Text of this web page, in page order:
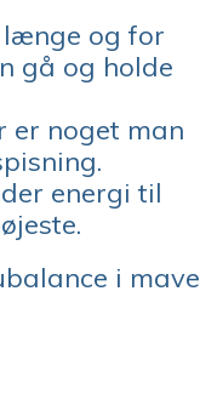
længe og for
gå og holde
er noget man
energi til
i mave